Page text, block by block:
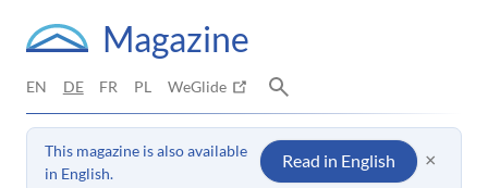
Magazine
EN DE FR PL WeGlide
This magazine is also available
in English.
Read in English ×